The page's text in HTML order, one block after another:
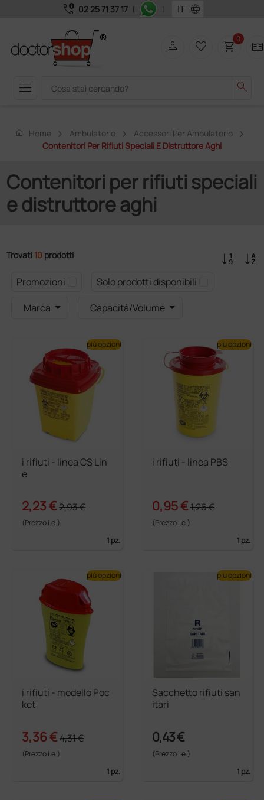
call_quality 02 25 71 37 17 | | language
menu search
person favorite_border shopping_cart0 two_pager
home Home Ambulatorio
Accessori Per Ambulatorio
Contenitori Per Rifiuti Speciali E Distruttore Aghi
Contenitori per rifiuti speciali
e distruttore aghi
Trovati 10 prodotti
Promozioni
Solo prodotti disponibili
Marca
Capacità/Volume
i rifiuti - linea CS Lin
e
2,23 €2,93 €
(Prezzo i.e.)
1 pz.
più opzioni
i rifiuti - linea PBS
0,95 €1,26 €
(Prezzo i.e.)
1 pz.
più opzioni
i rifiuti - modello Poc
ket
3,36 €4,31 €
(Prezzo i.e.)
1 pz.
più opzioni
Sacchetto rifiuti san
itari
0,43 €
(Prezzo i.e.)
1 pz.
più opzioni